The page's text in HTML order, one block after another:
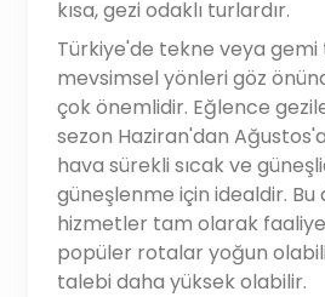
kısa, gezi odaklı turlardır.
Türkiye'de tekne veya
mevsimsel yönleri göz
çok önemlidir. Eğlence
sezon Haziran'dan
hava sürekli sıcak ve
güneşlenme için idealdir. Bu
hizmetler tam olarak
popüler rotalar yoğun
talebi daha yüksek olabilir.